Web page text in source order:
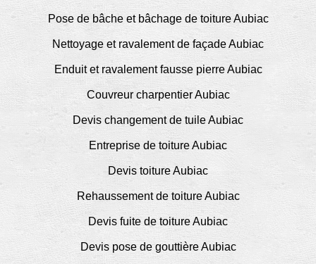
Pose de bâche et bâchage de toiture Aubiac
Nettoyage et ravalement de façade Aubiac
Enduit et ravalement fausse pierre Aubiac
Couvreur charpentier Aubiac
Devis changement de tuile Aubiac
Entreprise de toiture Aubiac
Devis toiture Aubiac
Rehaussement de toiture Aubiac
Devis fuite de toiture Aubiac
Devis pose de gouttière Aubiac